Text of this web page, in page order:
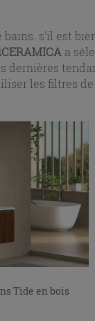
bains. s'il est
a
dernières
les filtres
Tide en bois